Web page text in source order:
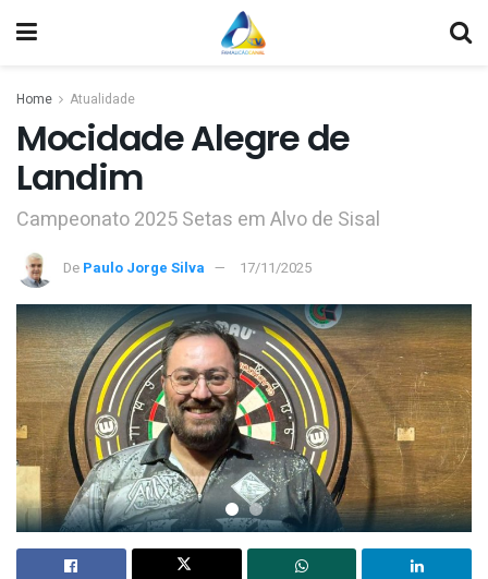
Home Atualidade
Mocidade Alegre de
Landim
Campeonato 2025 Setas em Alvo de Sisal
De Paulo Jorge Silva 17/11/2025